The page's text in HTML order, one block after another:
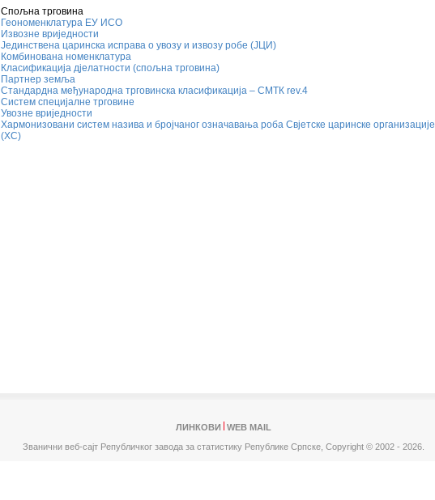
Спољна трговина
Геономенклатура ЕУ ИСО
Извозне вриједности
Јединствена царинска исправа о увозу и извозу робе (ЈЦИ)
Комбинована номенклатура
Класификацијa дјелатности (спољна трговина)
Партнер земља
Стандардна међународна трговинска класификација – СМТК rev.4
Систем специјалне трговине
Увозне вриједности
Хармонизовани систем назива и бројчаног означавања роба Свјетске царинске организације
(ХС)
ЛИНКОВИ
WEB MAIL
Званични веб-сајт Републичког завода за статистику Републике Српске, Copyright © 2002 - 2026.